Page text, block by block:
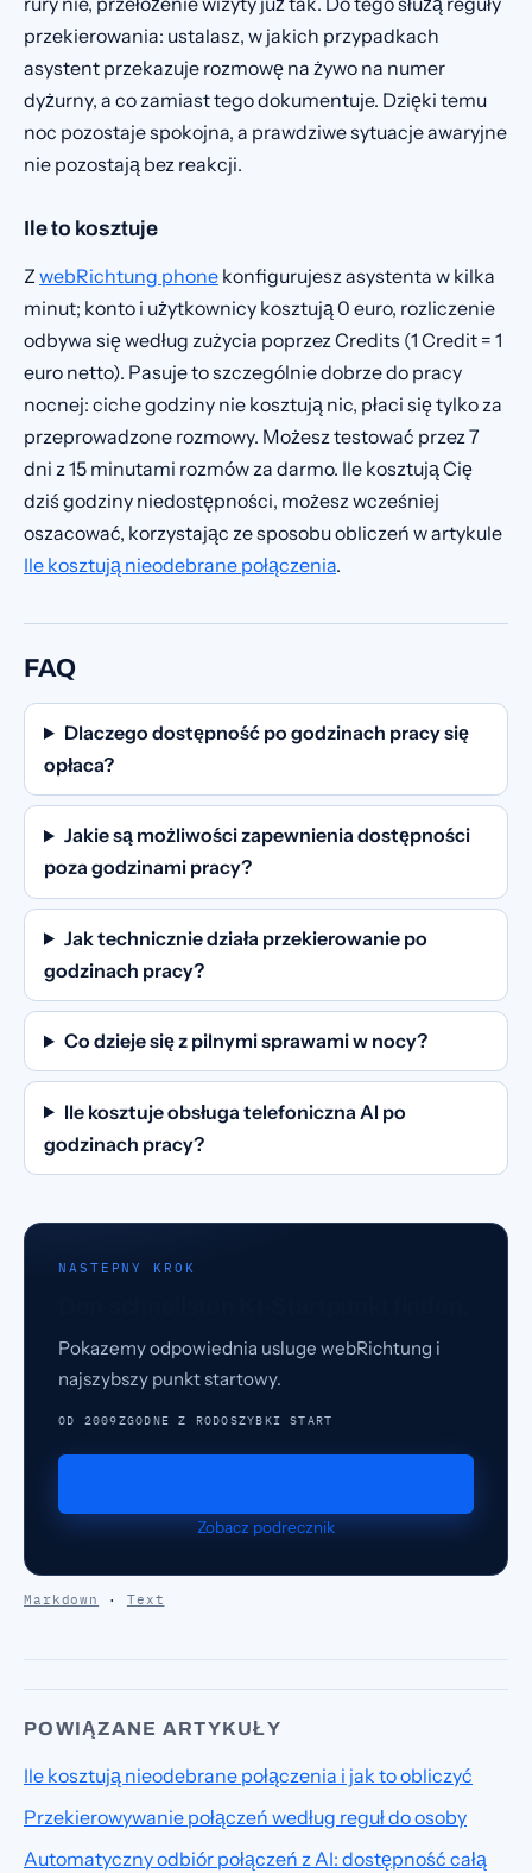
przekierowania: ustalasz, w jakich przypadkach
asystent przekazuje rozmowę na żywo na numer
dyżurny, a co zamiast tego dokumentuje. Dzięki temu
noc pozostaje spokojna, a prawdziwe sytuacje awaryjne
nie pozostają bez reakcji.
Ile to kosztuje
Z webRichtung phone konfigurujesz asystenta w kilka
minut; konto i użytkownicy kosztują 0 euro, rozliczenie
odbywa się według zużycia poprzez Credits (1 Credit = 1
euro netto). Pasuje to szczególnie dobrze do pracy
nocnej: ciche godziny nie kosztują nic, płaci się tylko za
przeprowadzone rozmowy. Możesz testować przez 7
dni z 15 minutami rozmów za darmo. Ile kosztują Cię
dziś godziny niedostępności, możesz wcześniej
oszacować, korzystając ze sposobu obliczeń w artykule
Ile kosztują nieodebrane połączenia.
FAQ
Dlaczego dostępność po godzinach pracy się
opłaca?
Jakie są możliwości zapewnienia dostępności
poza godzinami pracy?
Jak technicznie działa przekierowanie po
godzinach pracy?
Co dzieje się z pilnymi sprawami w nocy?
Ile kosztuje obsługa telefoniczna AI po
godzinach pracy?
NASTEPNY KROK
Pokazemy odpowiednia usluge webRichtung i
najszybszy punkt startowy.
OD 2009ZGODNE Z RODOSZYBKI START
Zobacz podrecznik
Markdown · Text
POWIĄZANE ARTYKUŁY
Ile kosztują nieodebrane połączenia i jak to obliczyć
Przekierowywanie połączeń według reguł do osoby
Automatyczny odbiór połączeń z AI: dostępność całą